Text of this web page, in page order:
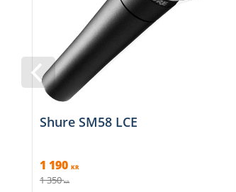
Shure SM58 LCE
1 190 KR
1 350 KR